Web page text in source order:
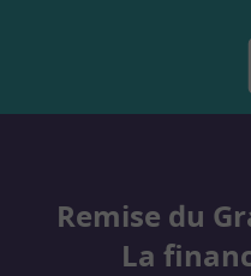
Remise du
La